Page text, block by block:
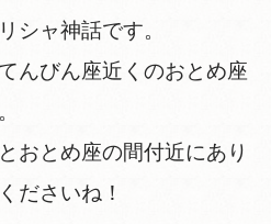
シャ神話です。
んびん座近くのおとめ座
おとめ座の間付近にあり
ださいね！